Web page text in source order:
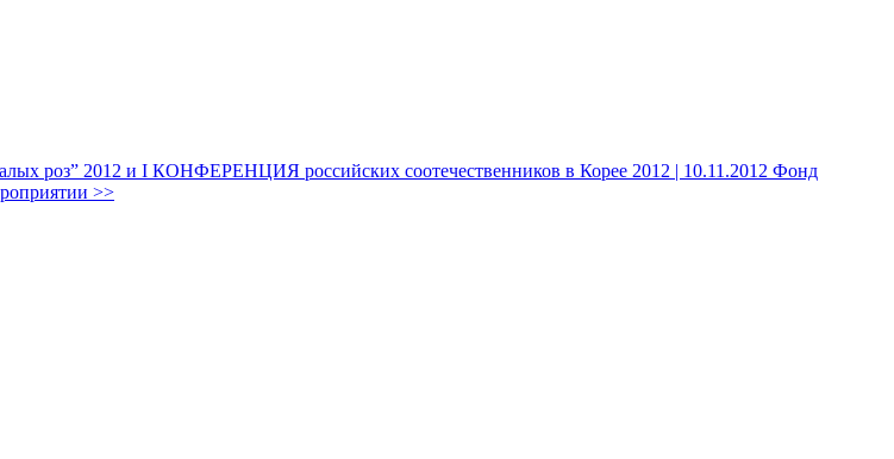
роз” 2012 и I КОНФЕРЕНЦИЯ российских соотечественников в Корее 2012 | 10.11.2012 Фонд
>>